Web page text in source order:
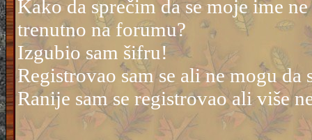
Kako da sprečim da se moje ime
trenutno na forumu?
Izgubio sam šifru!
Registrovao sam se ali ne mogu
Ranije sam se registrovao ali više